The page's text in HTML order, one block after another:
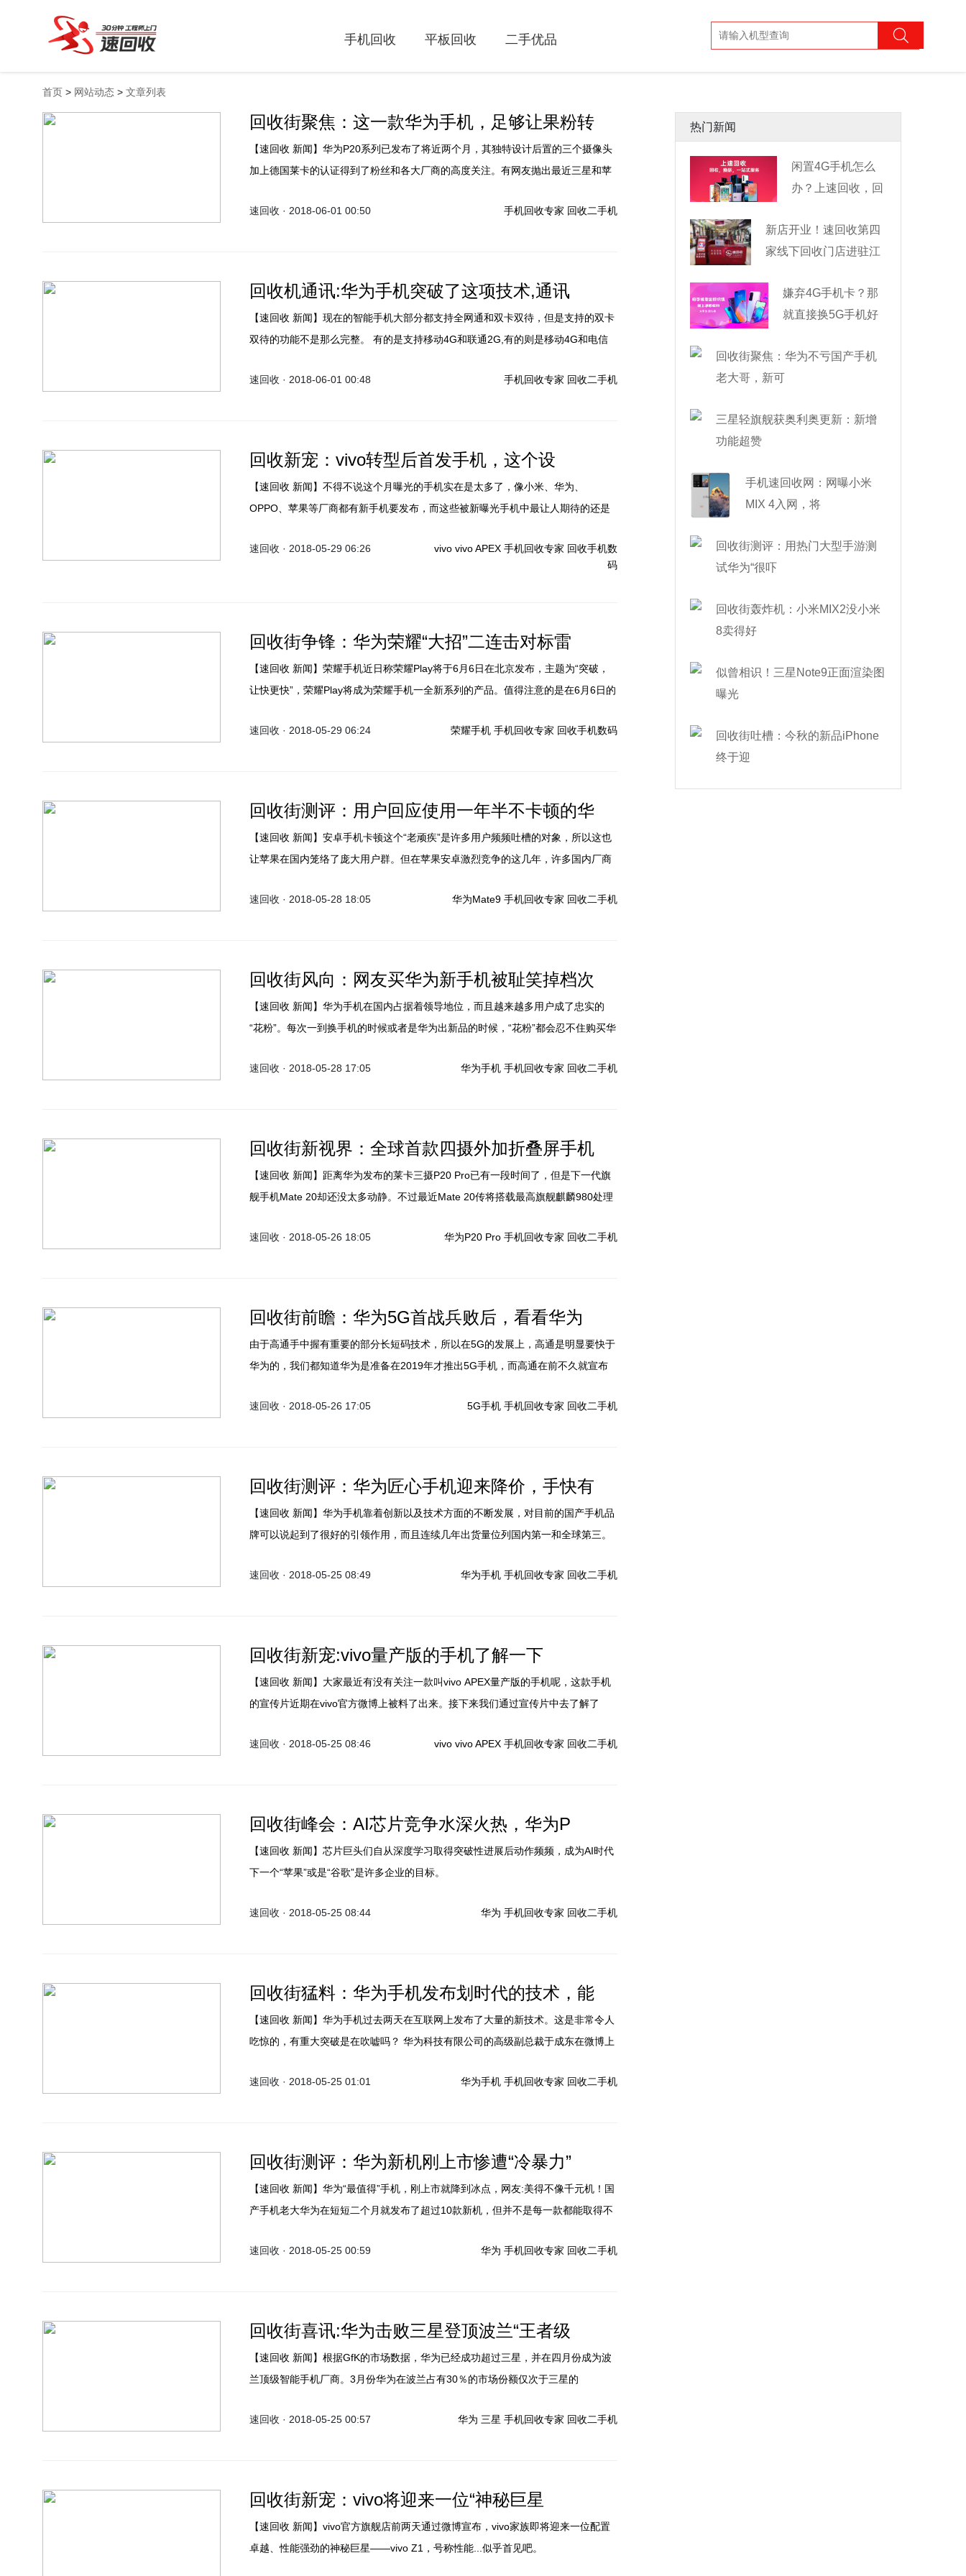
手机回收 平板回收 二手优品
首页 > 网站动态 > 文章列表
回收街聚焦：这一款华为手机，足够让果粉转
【速回收 新闻】华为P20系列已发布了将近两个月，其独特设计后置的三个摄像头
加上德国莱卡的认证得到了粉丝和各大厂商的高度关注。有网友抛出最近三星和苹
个摄像头的配置。
速回收 · 2018-06-01 00:50 手机回收专家 回收二手机
回收机通讯:华为手机突破了这项技术,通讯
【速回收 新闻】现在的智能手机大部分都支持全网通和双卡双待，但是支持的双卡
双待的功能不是那么完整。 有的是支持移动4G和联通2G,有的则是移动4G和电信
卡双4G的也只有华为最出众了。
速回收 · 2018-06-01 00:48 手机回收专家 回收二手机
回收新宠：vivo转型后首发手机，这个设
【速回收 新闻】不得不说这个月曝光的手机实在是太多了，像小米、华为、
OPPO、苹果等厂商都有新手机要发布，而这些被新曝光手机中最让人期待的还是
商都采用这种设计，不过时代总是要发展的，这种设计肯定也会有被更替的时候。
速回收 · 2018-05-29 06:26 vivo vivo APEX 手机回收专家 回收手机数
码
回收街争锋：华为荣耀“大招”二连击对标雷
【速回收 新闻】荣耀手机近日称荣耀Play将于6月6日在北京发布，主题为“突破，
让快更快”，荣耀Play将成为荣耀手机一全新系列的产品。值得注意的是在6月6日的
耀新机。在业内人士看来这款荣耀新机很可能就是荣耀9i。
速回收 · 2018-05-29 06:24 荣耀手机 手机回收专家 回收手机数码
回收街测评：用户回应使用一年半不卡顿的华
【速回收 新闻】安卓手机卡顿这个“老顽疾”是许多用户频频吐槽的对象，所以这也
让苹果在国内笼络了庞大用户群。但在苹果安卓激烈竞争的这几年，许多国内厂商
就是EMUI的精简和优化，缓解了安卓手机中的卡顿的现象。
速回收 · 2018-05-28 18:05 华为Mate9 手机回收专家 回收二手机
回收街风向：网友买华为新手机被耻笑掉档次
【速回收 新闻】华为手机在国内占据着领导地位，而且越来越多用户成了忠实的
“花粉”。每次一到换手机的时候或者是华为出新品的时候，“花粉”都会忍不住购买华
很不错，但没想到我身边一位朋友买了这款手机却被嘲笑了。
速回收 · 2018-05-28 17:05 华为手机 手机回收专家 回收二手机
回收街新视界：全球首款四摄外加折叠屏手机
【速回收 新闻】距离华为发布的莱卡三摄P20 Pro已有一段时间了，但是下一代旗
舰手机Mate 20却还没太多动静。不过最近Mate 20传将搭载最高旗舰麒麟980处理
速回收 · 2018-05-26 18:05
华为P20 Pro 手机回收专家 回收二手机
回收街前瞻：华为5G首战兵败后，看看华为
由于高通手中握有重要的部分长短码技术，所以在5G的发展上，高通是明显要快于
华为的，我们都知道华为是准备在2019年才推出5G手机，而高通在前不久就宣布
速回收 · 2018-05-26 17:05
5G手机 手机回收专家 回收二手机
回收街测评：华为匠心手机迎来降价，手快有
【速回收 新闻】华为手机靠着创新以及技术方面的不断发展，对目前的国产手机品
牌可以说起到了很好的引领作用，而且连续几年出货量位列国内第一和全球第三。
随P20系列已开卖一段时间后，这款去年的P系列旗舰如今迎来了大幅降价，那么这
速回收 · 2018-05-25 08:49 华为手机 手机回收专家 回收二手机
回收街新宠:vivo量产版的手机了解一下
【速回收 新闻】大家最近有没有关注一款叫vivo APEX量产版的手机呢，这款手机
的宣传片近期在vivo官方微博上被料了出来。接下来我们通过宣传片中去了解了
速回收 · 2018-05-25 08:46
vivo vivo APEX 手机回收专家 回收二手机
回收街峰会：AI芯片竞争水深火热，华为P
【速回收 新闻】芯片巨头们自从深度学习取得突破性进展后动作频频，成为AI时代
下一个“苹果”或是“谷歌”是许多企业的目标。
速回收 · 2018-05-25 08:44 华为 手机回收专家 回收二手机
回收街猛料：华为手机发布划时代的技术，能
【速回收 新闻】华为手机过去两天在互联网上发布了大量的新技术。这是非常令人
吃惊的，有重大突破是在吹嘘吗？ 华为科技有限公司的高级副总裁于成东在微博上
速回收 · 2018-05-25 01:01
华为手机 手机回收专家 回收二手机
回收街测评：华为新机刚上市惨遭“冷暴力”
【速回收 新闻】华为“最值得”手机，刚上市就降到冰点，网友:美得不像千元机！国
产手机老大华为在短短二个月就发布了超过10款新机，但并不是每一款都能取得不
速回收 · 2018-05-25 00:59
华为 手机回收专家 回收二手机
回收街喜讯:华为击败三星登顶波兰“王者级
【速回收 新闻】根据GfK的市场数据，华为已经成功超过三星，并在四月份成为波
兰顶级智能手机厂商。3月份华为在波兰占有30％的市场份额仅次于三星的
速回收 · 2018-05-25 00:57
华为 三星 手机回收专家 回收二手机
回收街新宠：vivo将迎来一位“神秘巨星
【速回收 新闻】vivo官方旗舰店前两天通过微博宣布，vivo家族即将迎来一位配置
卓越、性能强劲的神秘巨星——vivo Z1，号称性能...似乎首见吧。
热门新闻
闲置4G手机怎么
办？上速回收，回
新店开业！速回收第四
家线下回收门店进驻江
嫌弃4G手机卡？那
就直接换5G手机好
回收街聚焦：华为不亏国产手机
老大哥，新可
三星轻旗舰获奥利奥更新：新增
功能超赞
手机速回收网：网曝小米
MIX 4入网，将
回收街测评：用热门大型手游测
试华为“很吓
回收街轰炸机：小米MIX2没小米
8卖得好
似曾相识！三星Note9正面渲染图
曝光
回收街吐槽：今秋的新品iPhone
终于迎